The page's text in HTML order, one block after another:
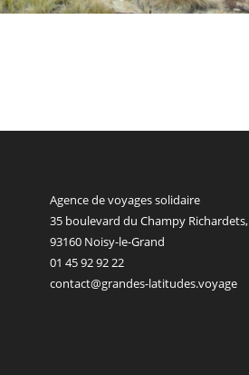
Agence de voyages solidaire
35 boulevard du Champy Richardets,
93160 Noisy-le-Grand
01 45 92 92 22
contact@grandes-latitudes.voyage